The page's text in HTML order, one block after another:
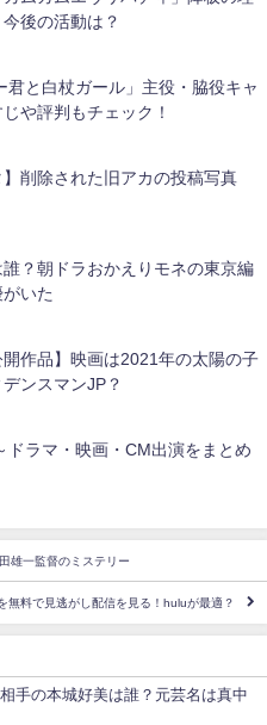
後の活動は？
君と白杖ガール」主役・脇役キャ
や評判もチェック！
】削除された旧アカの投稿写真
？朝ドラおかえりモネの東京編
いた
開作品】映画は2021年の太陽の子
ンスマンJP？
ドラマ・映画・CM出演をまとめ
雄一監督のミステリー
無料で見逃がし配信を見る！huluが最適？
手の本城好美は誰？元芸名は真中